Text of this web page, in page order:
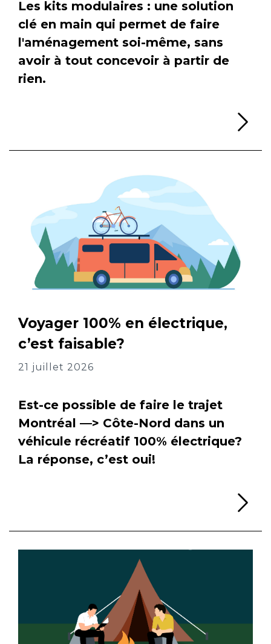
Les kits modulaires : une solution
clé en main qui permet de faire
l'aménagement soi-même, sans
avoir à tout concevoir à partir de
rien.
Voyager 100% en électrique,
c’est faisable?
21 juillet 2026
Est-ce possible de faire le trajet
Montréal —> Côte-Nord dans un
véhicule récréatif 100% électrique?
La réponse, c’est oui!